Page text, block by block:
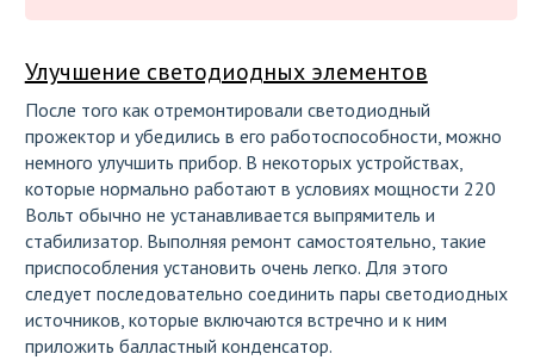
Улучшение светодиодных элементов
После того как отремонтировали светодиодный
прожектор и убедились в его работоспособности, можно
немного улучшить прибор. В некоторых устройствах,
которые нормально работают в условиях мощности 220
Вольт обычно не устанавливается выпрямитель и
стабилизатор. Выполняя ремонт самостоятельно, такие
приспособления установить очень легко. Для этого
следует последовательно соединить пары светодиодных
источников, которые включаются встречно и к ним
приложить балластный конденсатор.